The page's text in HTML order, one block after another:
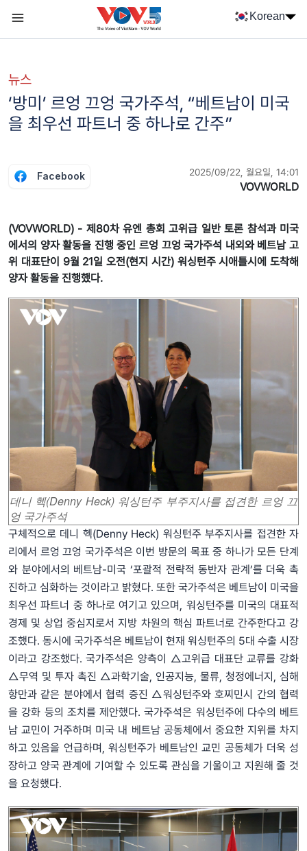
Korean
뉴스
‘방미’ 르엉 끄엉 국가주석, “베트남이 미국
을 최우선 파트너 중 하나로 간주”
Facebook 2025/09/22, 월요일, 14:01
VOVWORLD
(VOVWORLD) - 제80차 유엔 총회 고위급 일반 토론 참석과 미국
에서의 양자 활동을 진행 중인 르엉 끄엉 국가주석 내외와 베트남 고
위 대표단이 9월 21일 오전(현지 시간) 워싱턴주 시애틀시에 도착해
양자 활동을 진행했다.
데니 헥(Denny Heck) 워싱턴주 부주지사를 접견한 르엉 끄
엉 국가주석
구체적으로 데니 헥(Denny Heck) 워싱턴주 부주지사를 접견한 자
리에서 르엉 끄엉 국가주석은 이번 방문의 목표 중 하나가 모든 단계
와 분야에서의 베트남-미국 ‘포괄적 전략적 동반자 관계’를 더욱 촉
진하고 심화하는 것이라고 밝혔다. 또한 국가주석은 베트남이 미국을
최우선 파트너 중 하나로 여기고 있으며, 워싱턴주를 미국의 대표적
경제 및 상업 중심지로서 지방 차원의 핵심 파트너로 간주한다고 강
조했다. 동시에 국가주석은 베트남이 현재 워싱턴주의 5대 수출 시장
이라고 강조했다. 국가주석은 양측이 △고위급 대표단 교류를 강화
△무역 및 투자 촉진 △과학기술, 인공지능, 물류, 청정에너지, 심해
항만과 같은 분야에서 협력 증진 △워싱턴주와 호찌민시 간의 협력
을 강화 등의 조치를 제안했다. 국가주석은 워싱턴주에 다수의 베트
남 교민이 거주하며 미국 내 베트남 공동체에서 중요한 지위를 차지
하고 있음을 언급하며, 워싱턴주가 베트남인 교민 공동체가 더욱 성
장하고 양국 관계에 기여할 수 있도록 관심을 기울이고 지원해 줄 것
을 요청했다.